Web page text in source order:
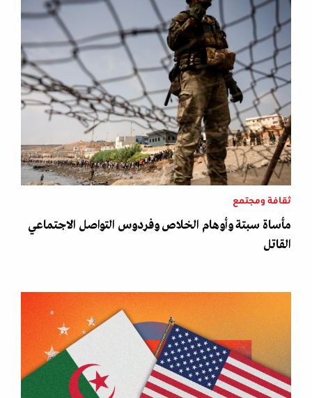
ثقافة ومجتمع
مأساة سبتة وأوهام الخلاص وفردوس التواصل الاجتماعي
القاتل